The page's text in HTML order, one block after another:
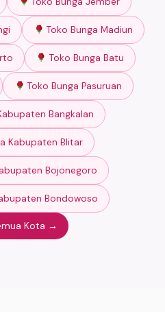
Toko Bunga Madiun
Toko Bunga Batu
Toko Bunga Pasuruan
Bangkalan
Kabupaten Blitar
Bojonegoro
Bondowoso
Kota →